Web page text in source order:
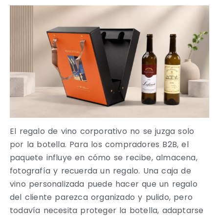
El regalo de vino corporativo no se juzga solo
por la botella. Para los compradores B2B, el
paquete influye en cómo se recibe, almacena,
fotografía y recuerda un regalo. Una caja de
vino personalizada puede hacer que un regalo
del cliente parezca organizado y pulido, pero
todavía necesita proteger la botella, adaptarse